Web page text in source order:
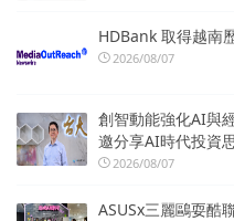
HDBank 取得越南
2026/08/07
創智動能強化AI與
邀分享AI時代投資
2026/08/07
ASUSx三麗鷗耍酷